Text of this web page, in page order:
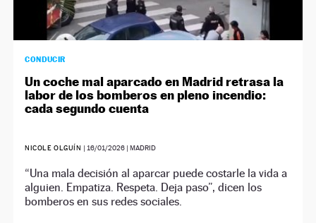
CONDUCIR
Un coche mal aparcado en Madrid retrasa la
labor de los bomberos en pleno incendio:
cada segundo cuenta
NICOLE OLGUÍN | 16/01/2026| MADRID
“Una mala decisión al aparcar puede costarle la vida a
alguien. Empatiza. Respeta. Deja paso”, dicen los
bomberos en sus redes sociales.